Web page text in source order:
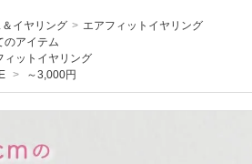
＆イヤリング > エアフィットイヤリング
のアイテム
ィットイヤリング
> ～3,000円